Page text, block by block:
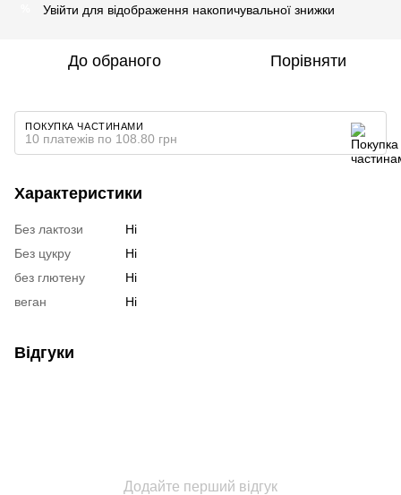
Увійти для відображення накопичувальної знижки
До обраного Порівняти
ПОКУПКА ЧАСТИНАМИ
10 платежів по 108.80 грн
Характеристики
Без лактози
Ні
Без цукру
Ні
без глютену
Ні
веган
Ні
Відгуки
Додайте перший відгук